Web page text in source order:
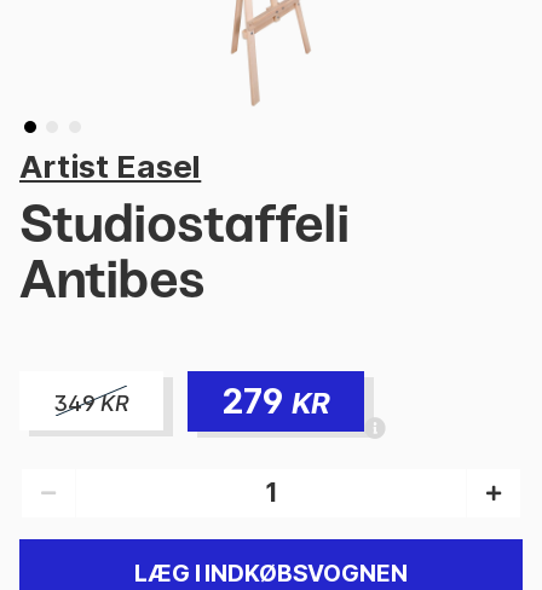
Artist Easel
Studiostaffeli
Antibes
349KR 279 KR
LÆG I INDKØBSVOGNEN